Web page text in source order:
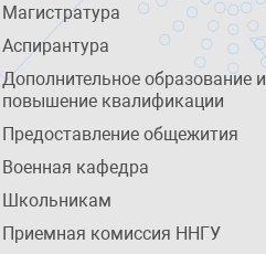
Магистратура
Аспирантура
Дополнительное образование и
повышение квалификации
Предоставление общежития
Военная кафедра
Школьникам
Приемная комиссия ННГУ